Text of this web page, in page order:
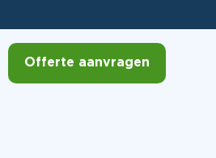
Offerte aanvragen